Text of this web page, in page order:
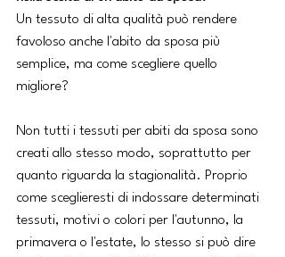
Un tessuto di alta qualità può rendere
favoloso anche l'abito da sposa più
semplice, ma come scegliere quello
migliore?
Non tutti i tessuti per abiti da sposa sono
creati allo stesso modo, soprattutto per
quanto riguarda la stagionalità. Proprio
come sceglieresti di indossare determinati
tessuti, motivi o colori per l'autunno, la
primavera o l'estate, lo stesso si può dire